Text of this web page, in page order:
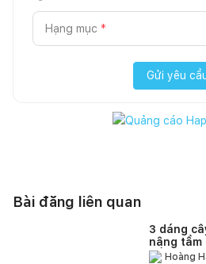
Hạng mục *
Gửi yêu
Bài đăng liên quan
3 dáng
nâng tầm
sốngHoàng